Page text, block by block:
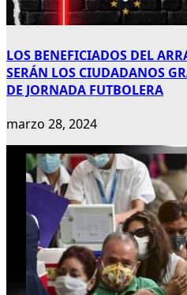
LOS BENEFICIADOS DEL
SERÁN LOS CIUDADANOS
DE JORNADA FUTBOLERA
marzo 28, 2024